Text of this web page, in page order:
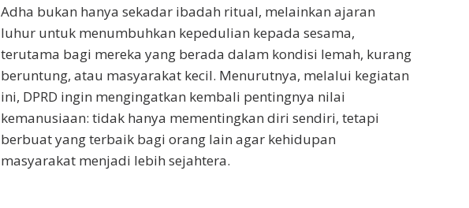
Adha bukan hanya sekadar ibadah ritual, melainkan ajaran
luhur untuk menumbuhkan kepedulian kepada sesama,
terutama bagi mereka yang berada dalam kondisi lemah, kurang
beruntung, atau masyarakat kecil. Menurutnya, melalui kegiatan
ini, DPRD ingin mengingatkan kembali pentingnya nilai
kemanusiaan: tidak hanya mementingkan diri sendiri, tetapi
berbuat yang terbaik bagi orang lain agar kehidupan
masyarakat menjadi lebih sejahtera.